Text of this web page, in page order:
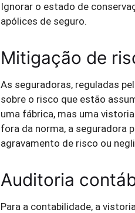
Ignorar o estado de
apólices de seguro.
Mitigação de
As seguradoras, reguladas
sobre o risco que estão
uma fábrica, mas uma
fora da norma, a seguradora
agravamento de risco ou
Auditoria
Para a contabilidade, a